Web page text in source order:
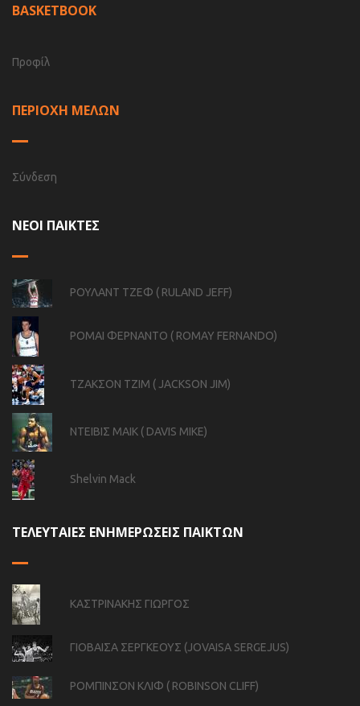
BASKETBOOK
Προφίλ
ΠΕΡΙΟΧΗ ΜΕΛΩΝ
Σύνδεση
ΝΕΟΙ ΠΑΙΚΤΕΣ
ΡΟΥΛΑΝΤ ΤΖΕΦ ( RULAND JEFF)
ΡΟΜΑΙ ΦΕΡΝΑΝΤΟ ( ROMAY FERNANDO)
ΤΖΑΚΣΟΝ ΤΖΙΜ ( JACKSON JIM)
ΝΤΕΙΒΙΣ ΜΑΙΚ ( DAVIS MIKE)
Shelvin Mack
ΤΕΛΕΥΤΑΙΕΣ ΕΝΗΜΕΡΩΣΕΙΣ ΠΑΙΚΤΩΝ
ΚΑΣΤΡΙΝΑΚΗΣ ΓΙΩΡΓΟΣ
ΓΙΟΒΑΙΣΑ ΣΕΡΓΚΕΟΥΣ (JOVAISA SERGEJUS)
ΡΟΜΠΙΝΣΟΝ ΚΛΙΦ ( ROBINSON CLIFF)